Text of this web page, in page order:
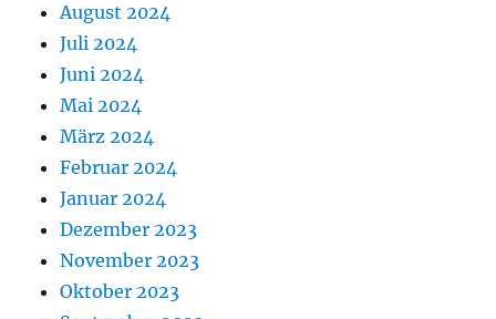
August 2024
Juli 2024
Juni 2024
Mai 2024
März 2024
Februar 2024
Januar 2024
Dezember 2023
November 2023
Oktober 2023